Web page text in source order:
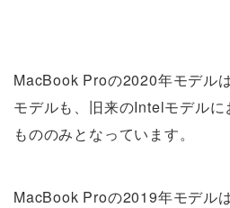
MacBook Proの2020年モデル
モデルも、旧来のIntelモデル
もののみとなっています。
MacBook Proの2019年モデル